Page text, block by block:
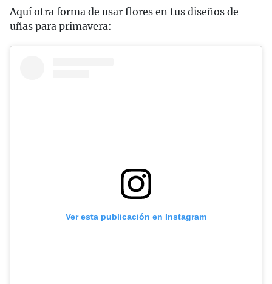
Aquí otra forma de usar flores en tus diseños de
uñas para primavera:
Ver esta publicación en Instagram